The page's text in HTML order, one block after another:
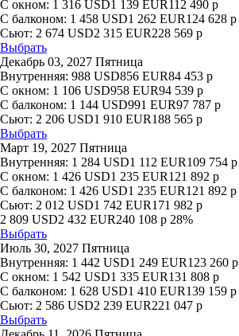
С окном: 1 316 USD1 139 EUR112 490 р
С балконом: 1 458 USD1 262 EUR124 628 р
Сьют: 2 674 USD2 315 EUR228 569 р
Выбрать
Декабрь 03, 2027 Пятница
Внутренняя: 988 USD856 EUR84 453 р
С окном: 1 106 USD958 EUR94 539 р
С балконом: 1 144 USD991 EUR97 787 р
Сьют: 2 206 USD1 910 EUR188 565 р
Выбрать
Март 19, 2027 Пятница
Внутренняя: 1 284 USD1 112 EUR109 754 р
С окном: 1 426 USD1 235 EUR121 892 р
С балконом: 1 426 USD1 235 EUR121 892 р
Сьют: 2 012 USD1 742 EUR171 982 р
2 809 USD2 432 EUR240 108 р 28%
Выбрать
Июль 30, 2027 Пятница
Внутренняя: 1 442 USD1 249 EUR123 260 р
С окном: 1 542 USD1 335 EUR131 808 р
С балконом: 1 628 USD1 410 EUR139 159 р
Сьют: 2 586 USD2 239 EUR221 047 р
Выбрать